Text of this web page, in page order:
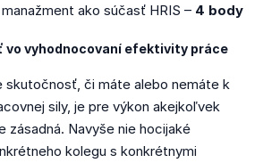
ako súčasť HRIS – 4 body
vo vyhodnocovaní efektivity práce
skutočnosť, či máte alebo nemáte k
sily, je pre výkon akejkoľvek
zásadná. Navyše nie hocijaké
kolegu s konkrétnymi